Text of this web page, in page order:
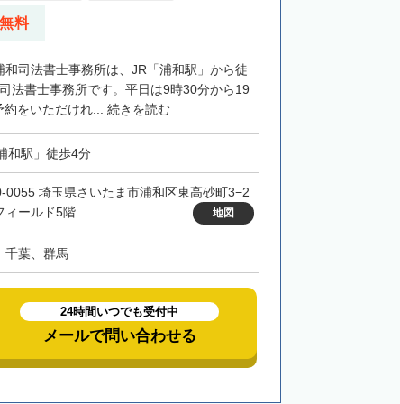
料
和司法書士事務所は、JR「浦和駅」から徒
法書士事務所です。平日は9時30分から19
をいただけれ... 続きを読む
和駅」徒歩4分
0055 埼玉県さいたま市浦和区東高砂町3−2
ィールド5階
地図
千葉、群馬
24時間いつでも受付中
メールで問い合わせる